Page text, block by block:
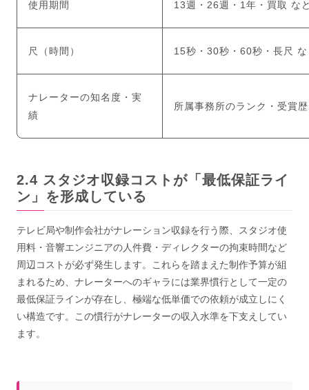
使用期間 13週・26週・1年・買取 な
尺（時間） 15秒・30秒・60秒・長尺
ナレーターの知名度・実
績
所属事務所のランク・受賞
スタジオ収録コストが「最低保証ライ
ン」を形成している
テレビ局や制作会社がナレーション収録を行う際、スタジオ使
用料・音響エンジニアの人件費・ディレクターの拘束時間など
周辺コストが必ず発生します。これらを踏まえた制作予算が組
まれるため、ナレーターへのギャラには業界慣行として一定の
最低保証ラインが存在し、極端な低単価での依頼が成立しにく
い構造です。この慣行がナレーターの収入水準を下支えしてい
ます。